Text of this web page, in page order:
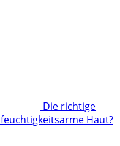
Die richtige
Haut?